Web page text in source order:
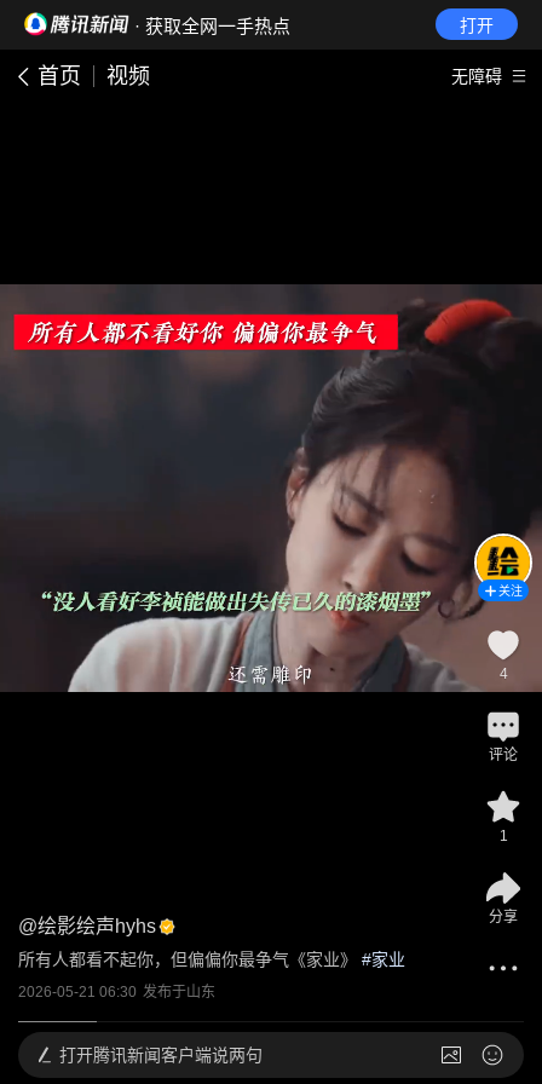
· 获取全网一手热点 打开
首页 视频 无障碍
@绘影绘声hyhs
所有人都看不起你，但偏偏你最争气《家业》 #家业
2026-05-21 06:30 发布于山东
关注
4
评论
1
分享
打开腾讯新闻客户端说两句